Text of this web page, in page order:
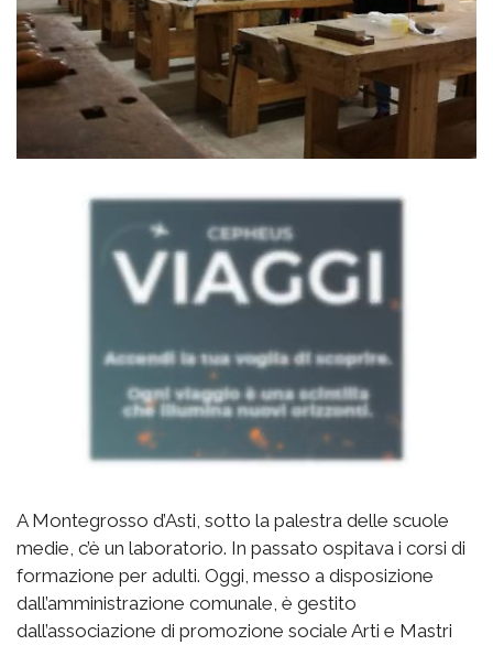
A Montegrosso d’Asti, sotto la palestra delle scuole
medie, c’è un laboratorio. In passato ospitava i corsi di
formazione per adulti. Oggi, messo a disposizione
dall’amministrazione comunale, è gestito
dall’associazione di promozione sociale Arti e Mastri